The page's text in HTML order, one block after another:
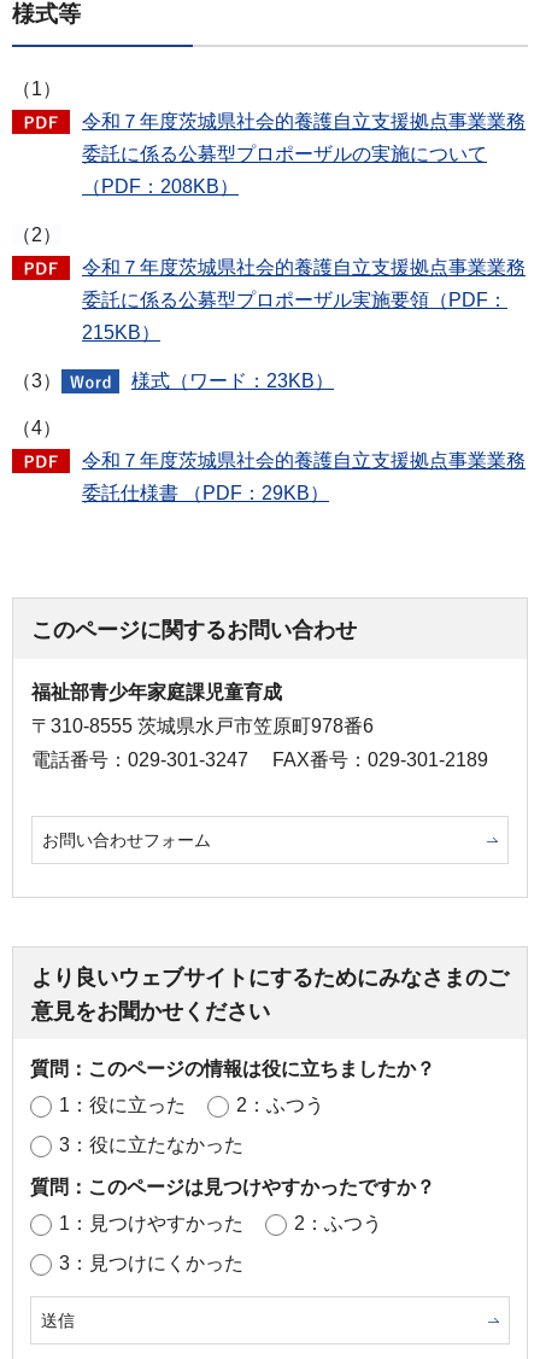
様式等
（1）
令和７年度茨城県社会的養護自立支援拠点事業業務
委託に係る公募型プロポーザルの実施について
（PDF：208KB）
（2）
令和７年度茨城県社会的養護自立支援拠点事業業務
委託に係る公募型プロポーザル実施要領（PDF：
215KB）
（3） 様式（ワード：23KB）
（4）
令和７年度茨城県社会的養護自立支援拠点事業業務
委託仕様書 （PDF：29KB）
このページに関するお問い合わせ
福祉部青少年家庭課児童育成
〒310-8555 茨城県水戸市笠原町978番6
電話番号：029-301-3247
FAX番号：029-301-2189
お問い合わせフォーム
より良いウェブサイトにするためにみなさまのご
意見をお聞かせください
質問：このページの情報は役に立ちましたか？
1：役に立った
2：ふつう
3：役に立たなかった
質問：このページは見つけやすかったですか？
1：見つけやすかった
2：ふつう
3：見つけにくかった